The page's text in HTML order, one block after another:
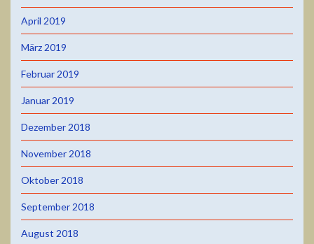
April 2019
März 2019
Februar 2019
Januar 2019
Dezember 2018
November 2018
Oktober 2018
September 2018
August 2018